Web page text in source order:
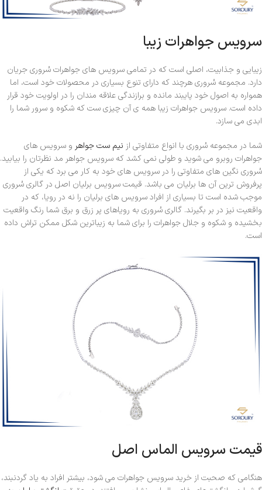
سرویس جواهرات زیبا
زیبایی و جذابیت، اصلی است که در تمامی سرویس های جواهرات سُروری جریان
دارد. مجموعه سُروری هرچند که دارای تنوع بسیاری در محصولات خود است، اما
همواره به اصول خود پایبند مانده و برازندگی علاقه مندان را در اولویت خود قرار
داده است. سرویس جواهرات زیبا همه ی آن چیزی ست که شکوه و سرور شما را
ابدی می سازد.
شما در مجموعه سُروری با انواع متفاوتی از نیم ست جواهر و سرویس های
جواهرات روبرو می شوید و طولی نمی کشد که سرویس جواهر مد نظرتان را بیابید.
سُروری نگین های متفاوتی را در سرویس های خود به کار می برد که یکی از
پرفروش ترین آن ها برلیان می باشد. قیمت سرویس برلیان اصل در گالری سُروری
موجب شده است تا بسیاری از افراد سرویس های برلیان را نه در رویا، که در
واقعیت نیز در بر بگیرند. گالری سُروری به رویاهای پر زرق و برق شما رنگ واقعیت
بخشیده و شکوه و جلال جواهرات را برای شما به زیباترین شکل ممکن تراش داده
است.
قیمت سرویس الماس اصل
هنگامی که صحبت از خرید سرویس جواهرات می شود، بیشتر افراد به یاد گردنبند،